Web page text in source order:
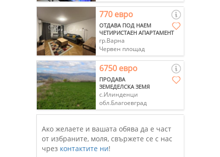
770 евро
ОТДАВА ПОД НАЕМ
ЧЕТИРИСТАЕН АПАРТАМЕНТ
гр.Варна
Червен площад
6750 евро
ПРОДАВА
ЗЕМЕДЕЛСКА ЗЕМЯ
с.Илинденци
обл.Благоевград
Ако желаете и вашата обява да е част
от избраните, моля, свържете се с нас
чрез контактите ни!